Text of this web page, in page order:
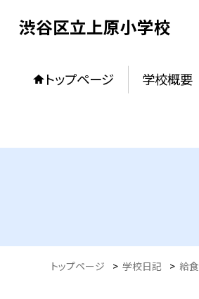
渋谷区立上原小学校
トップページ 学校概要
トップページ > 学校日記 > 給食